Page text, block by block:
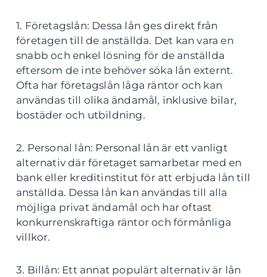
1. Företagslån: Dessa lån ges direkt från
företagen till de anställda. Det kan vara en
snabb och enkel lösning för de anställda
eftersom de inte behöver söka lån externt.
Ofta har företagslån låga räntor och kan
användas till olika ändamål, inklusive bilar,
bostäder och utbildning.
2. Personal lån: Personal lån är ett vanligt
alternativ där företaget samarbetar med en
bank eller kreditinstitut för att erbjuda lån till
anställda. Dessa lån kan användas till alla
möjliga privat ändamål och har oftast
konkurrenskraftiga räntor och förmånliga
villkor.
3. Billån: Ett annat populärt alternativ är lån